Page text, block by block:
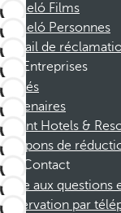
Barceló Films
Barceló Personnes
Portail de
Entreprises
Affiliés
Partenaires
Dorint Hotels &
Coupons de
Contact
Foire aux questions
Réservation par